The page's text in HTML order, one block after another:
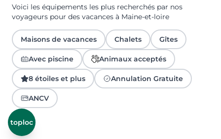
Voici les équipements les plus recherchés par nos
voyageurs pour des vacances à Maine-et-loire
Maisons de vacances Chalets Gîtes
Avec piscine Animaux acceptés
8 étoiles et plus Annulation Gratuite
ANCV
toploc